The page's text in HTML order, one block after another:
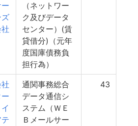
ズ
（ネットワー
ク及びデータ
センター）(賃
貸借分)（元年
度国庫債務負
担行為）
通関事務総合
データ通信シ
ステム（ＷＥ
Ｂメールサー
43